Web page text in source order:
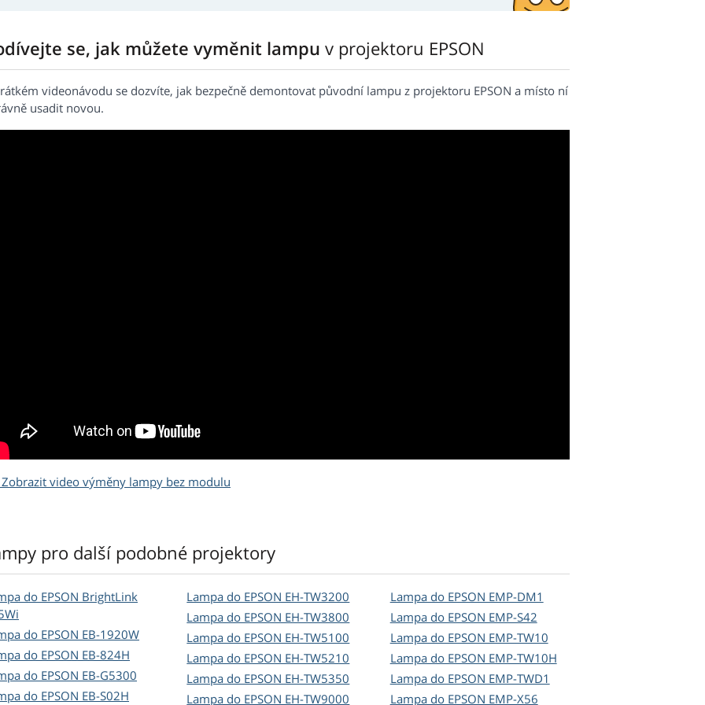
se, jak můžete vyměnit lampu v projektoru EPSON
videonávodu se dozvíte, jak bezpečně demontovat původní lampu z projektoru EPSON a místo ní
usadit novou.
Zobrazit video výměny lampy bez modulu
pro další podobné projektory
do EPSON BrightLink
do EPSON EB-1920W
do EPSON EB-824H
do EPSON EB-G5300
do EPSON EB-S02H
Lampa do EPSON EH-TW3200
Lampa do EPSON EH-TW3800
Lampa do EPSON EH-TW5100
Lampa do EPSON EH-TW5210
Lampa do EPSON EH-TW5350
Lampa do EPSON EH-TW9000
Lampa do EPSON EMP-DM1
Lampa do EPSON EMP-S42
Lampa do EPSON EMP-TW10
Lampa do EPSON EMP-TW10H
Lampa do EPSON EMP-TWD1
Lampa do EPSON EMP-X56